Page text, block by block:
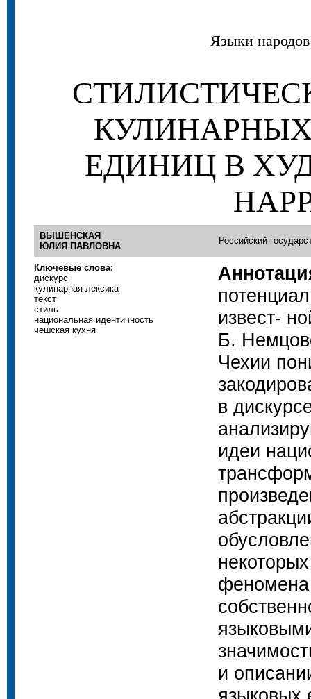
Языки
ЕДИНИЦ В
ВЫШЕНСКАЯ
ЮЛИЯ ПАВЛОВНА
Российский
Ключевые слова:
дискурс
кулинарная лексика
текст
стиль
национальная идентичность
чешская кухня
извест-
Б.
Чехии
в
идеи
феномена
и